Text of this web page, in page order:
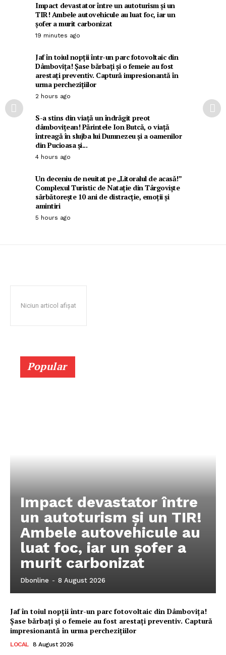
Impact devastator între un autoturism și un
TIR! Ambele autovehicule au luat foc, iar un
șofer a murit carbonizat
19 minutes ago
Jaf în toiul nopții într-un parc fotovoltaic din
Dâmbovița! Șase bărbați și o femeie au fost
arestați preventiv. Captură impresionantă în
urma perchezițiilor
2 hours ago
S-a stins din viață un îndrăgit preot
dâmbovițean! Părintele Ion Butcă, o viață
întreagă în slujba lui Dumnezeu și a oamenilor
din Pucioasa și...
4 hours ago
Un deceniu de neuitat pe „Litoralul de acasă!”
Complexul Turistic de Natație din Târgoviște
sărbătorește 10 ani de distracție, emoții și
amintiri
5 hours ago
Niciun articol afișat
Popular
Impact devastator între
un autoturism și un TIR!
Ambele autovehicule au
luat foc, iar un șofer a
murit carbonizat
Dbonline - 8 August 2026
Jaf în toiul nopții într-un parc fotovoltaic din Dâmbovița!
Șase bărbați și o femeie au fost arestați preventiv. Captură
impresionantă în urma perchezițiilor
LOCAL 8 August 2026